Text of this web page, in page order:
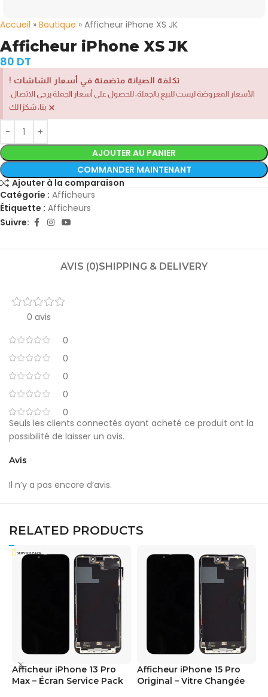
Accueil » Boutique » Afficheur iPhone XS JK
Afficheur iPhone XS JK
80 DT
! تكلفة الصيانة متضمنة في أسعار الشاشات
.الأسعار المعروضة ليست للبيع بالجملة، للحصول على أسعار الجملة يرجى الاتصال
بنا، شكرًا لك ×
AJOUTER AU PANIER
COMMANDER MAINTENANT
Ajouter à la comparaison
Catégorie : Afficheurs
Étiquette : Afficheurs
Suivre:
AVIS (0)SHIPPING & DELIVERY
0 avis
0
0
0
0
0
Avis
Il n’y a pas encore d’avis.
Seuls les clients connectés ayant acheté ce produit ont la
possibilité de laisser un avis.
RELATED PRODUCTS
Afficheur iPhone 13 Pro
Max – Écran Service Pack
Afficheur iPhone 15 Pro
Original – Vitre Changée